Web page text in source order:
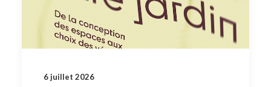
6 juillet 2026